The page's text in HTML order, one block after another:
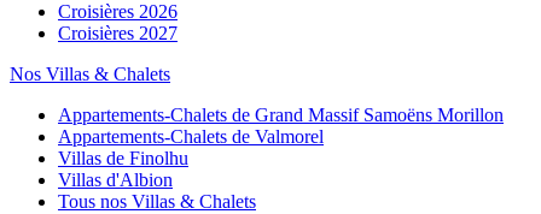
Croisières 2026
Croisières 2027
Nos Villas & Chalets
Appartements-Chalets de Grand Massif Samoëns Morillon
Appartements-Chalets de Valmorel
Villas de Finolhu
Villas d'Albion
Tous nos Villas & Chalets